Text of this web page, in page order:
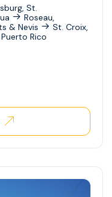
St.
Roseau,
& Nevis
St. Croix,
Rico